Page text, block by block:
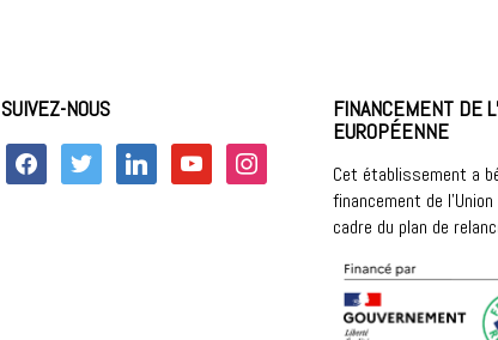
SUIVEZ-NOUS
facebook twitter linkedin youtube instagram
FINANCEMENT DE
EUROPÉENNE
Cet établissement a
financement de
cadre du plan de